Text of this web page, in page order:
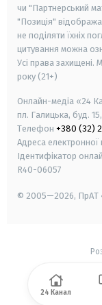
чи "Партнерський
"Позиція"
не поділяти їхніх
цитування можна
Усі права захищені.
року (21+)
Онлайн-медіа «24
пл. Галицька, буд.
Телефон +380 (32)
Адреса
Ідентифікатор
R40-06057
© 2005—2026, ПрАТ
24 Канал